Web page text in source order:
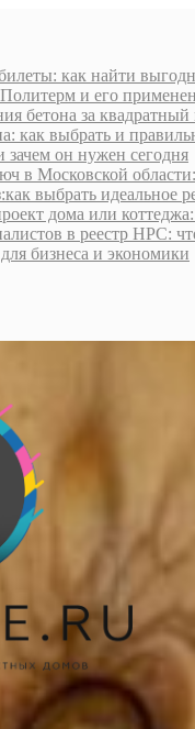
как найти
и его
бетона за квадратный
как выбрать и
зачем он нужен сегодня
в Московской
выбрать идеальное
дома или
в реестр НРС:
бизнеса и экономики